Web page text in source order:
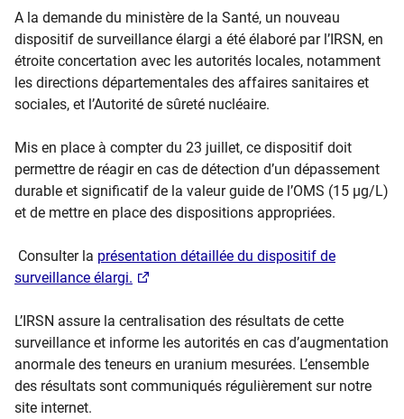
A la demande du ministère de la Santé, un nouveau
dispositif de surveillance élargi a été élaboré par l’IRSN, en
étroite concertation avec les autorités locales, notamment
les directions départementales des affaires sanitaires et
sociales, et l’Autorité de sûreté nucléaire.
Mis en place à compter du 23 juillet, ce dispositif doit
permettre de réagir en cas de détection d’un dépassement
durable et significatif de la valeur guide de l’OMS (15 µg/L)
et de mettre en place des dispositions appropriées.
Consulter la présentation détaillée du dispositif de
surveillance élargi.
L’IRSN assure la centralisation des résultats de cette
surveillance et informe les autorités en cas d’augmentation
anormale des teneurs en uranium mesurées. L’ensemble
des résultats sont communiqués régulièrement sur notre
site internet.